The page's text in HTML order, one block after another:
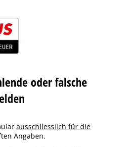
oder falsche
ausschliesslich für die
Angaben.